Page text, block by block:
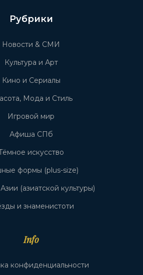
Рубрики
Новости & СМИ
Культура и Арт
Кино и Сериалы
Мода и Стиль
Игровой мир
Афиша СПб
искусство
формы (plus-size)
(азиатской культуры)
и знаменистоти
Info
конфиденциальности